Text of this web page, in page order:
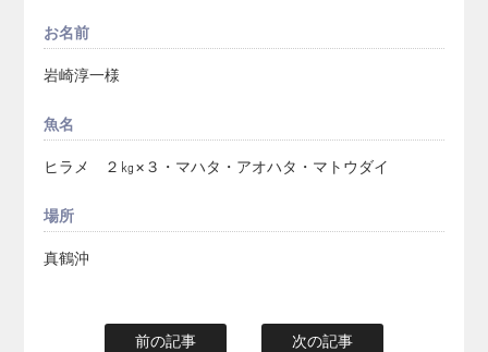
お名前
岩崎淳一様
魚名
ヒラメ ２㎏×３・マハタ・アオハタ・マトウダイ
場所
真鶴沖
前の記事 次の記事